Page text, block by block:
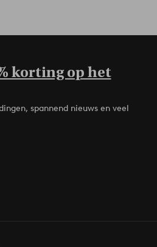
korting op het
spannend nieuws en veel